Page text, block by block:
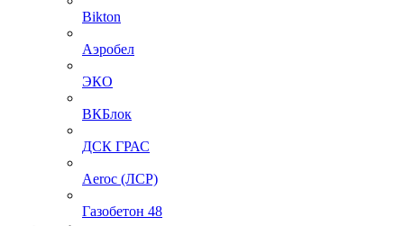
Bikton
Аэробел
ЭКО
ВКБлок
ДСК ГРАС
Aeroc (ЛСР)
Газобетон 48